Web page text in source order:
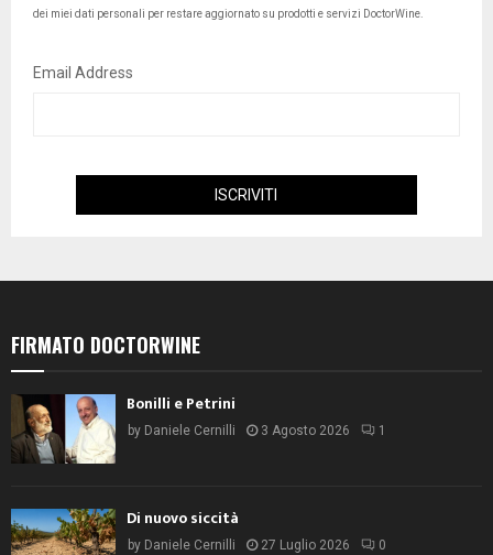
dei miei dati personali per restare aggiornato su prodotti e servizi DoctorWine.
Email Address
FIRMATO DOCTORWINE
Bonilli e Petrini
by Daniele Cernilli 3 Agosto 2026 1
Di nuovo siccità
by Daniele Cernilli 27 Luglio 2026 0